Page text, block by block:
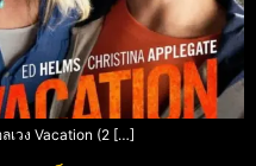
เวง Vacation (2 […]